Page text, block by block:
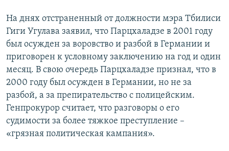
На днях отстраненный от должности мэра Тбилиси
Гиги Угулава заявил, что Парцхаладзе в 2001 году
был осужден за воровство и разбой в Германии и
приговорен к условному заключению на год и один
месяц. В свою очередь Парцхаладзе признал, что в
2000 году был осужден в Германии, но не за
разбой, а за препирательство с полицейским.
Генпрокурор считает, что разговоры о его
судимости за более тяжкое преступление –
«грязная политическая кампания».